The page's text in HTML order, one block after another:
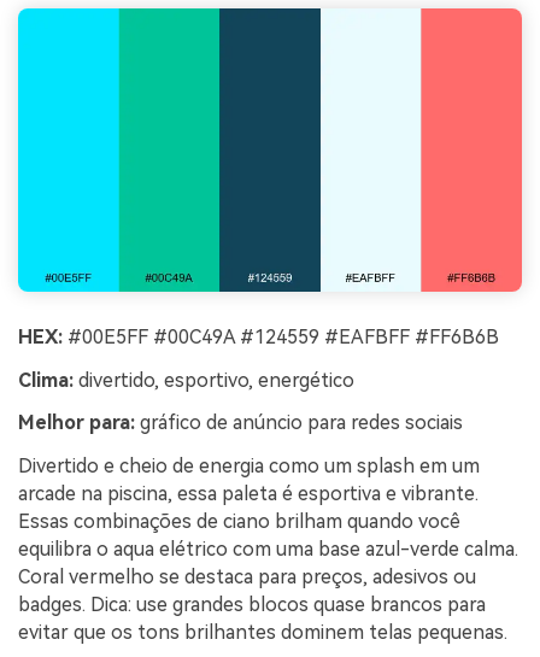
HEX: #00E5FF #00C49A #124559 #EAFBFF #FF6B6B
Clima: divertido, esportivo, energético
Melhor para: gráfico de anúncio para redes sociais
Divertido e cheio de energia como um splash em um
arcade na piscina, essa paleta é esportiva e vibrante.
Essas combinações de ciano brilham quando você
equilibra o aqua elétrico com uma base azul-verde calma.
Coral vermelho se destaca para preços, adesivos ou
badges. Dica: use grandes blocos quase brancos para
evitar que os tons brilhantes dominem telas pequenas.